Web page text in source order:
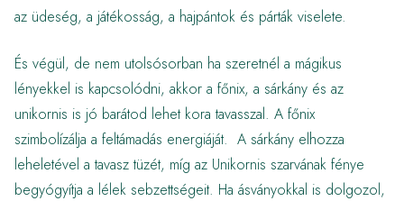
az üdeség, a játékosság, a hajpántok és párták viselete.
És végül, de nem utolsósorban ha szeretnél a mágikus
lényekkel is kapcsolódni, akkor a főnix, a sárkány és az
unikornis is jó barátod lehet kora tavasszal. A főnix
szimbolízálja a feltámadás energiáját. A sárkány elhozza
leheletével a tavasz tüzét, míg az Unikornis szarvának fénye
begyógyítja a lélek sebzettségeit. Ha ásványokkal is dolgozol,